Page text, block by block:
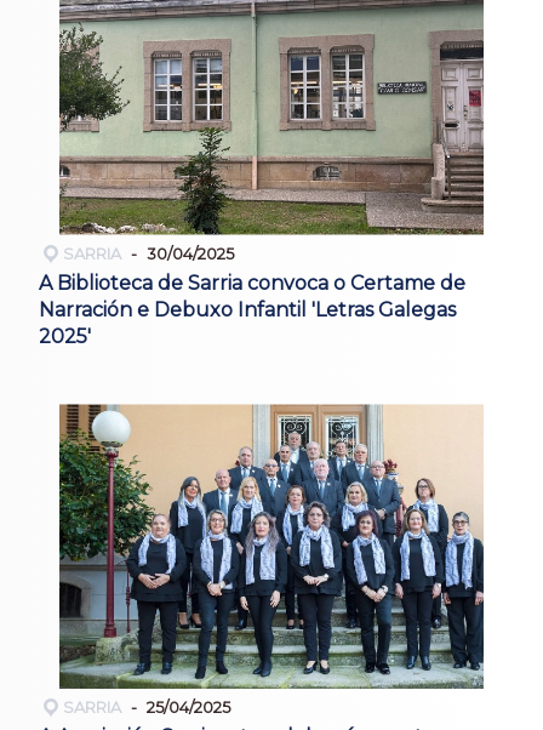
SARRIA 30/04/2025
A Biblioteca de Sarria convoca o Certame de
Narración e Debuxo Infantil 'Letras Galegas
2025'
SARRIA 25/04/2025